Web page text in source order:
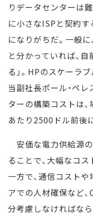
りデータセンターは
に小さなISPと契約す
になりがちだ。一般
と分かっていれば、
る」。HPのスケーラ
当副社長ポール・ペ
ターの構築コストは
あたり2500ドル前後
安価な電力供給源
ることで、大幅なコ
一方で、通信コスト
アでの人材確保など
分考慮しなければなら